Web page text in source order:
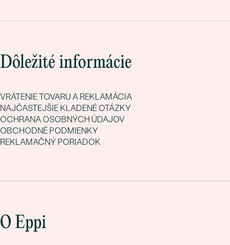
Dôležité informácie
VRÁTENIE TOVARU A REKLAMÁCIA
NAJČASTEJŠIE KLADENÉ OTÁZKY
OCHRANA OSOBNÝCH ÚDAJOV
OBCHODNÉ PODMIENKY
REKLAMAČNÝ PORIADOK
O Eppi